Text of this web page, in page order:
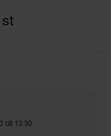
till 13:30